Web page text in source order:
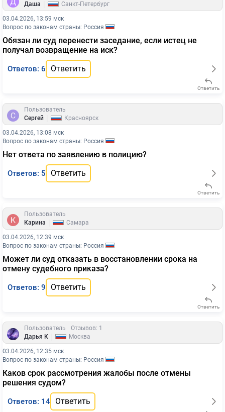
Даша
Санкт-Петербург
03.04.2026, 13:59 мск
Вопрос по законам страны: Россия
Обязан ли суд перенести заседание, если истец не
получал возвращение на иск?
Ответов: 6 Ответить
Ответить
Пользователь
Сергей
Красноярск
03.04.2026, 13:08 мск
Вопрос по законам страны: Россия
Нет ответа по заявлению в полицию?
Ответов: 5 Ответить
Ответить
Пользователь
Карина
Самара
03.04.2026, 12:39 мск
Вопрос по законам страны: Россия
Может ли суд отказать в восстановлении срока на
отмену судебного приказа?
Ответов: 9 Ответить
Ответить
Пользователь
Отзывов: 1
Дарья К
Москва
03.04.2026, 12:35 мск
Вопрос по законам страны: Россия
Каков срок рассмотрения жалобы после отмены
решения судом?
Ответов: 14 Ответить